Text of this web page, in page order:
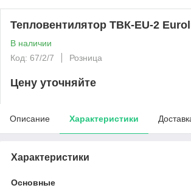
Тепловентилятор ТВК-EU-2
В наличии
Код: 67/2/7
Розница
Цену уточняйте
Описание Характеристики
Характеристики
Основные